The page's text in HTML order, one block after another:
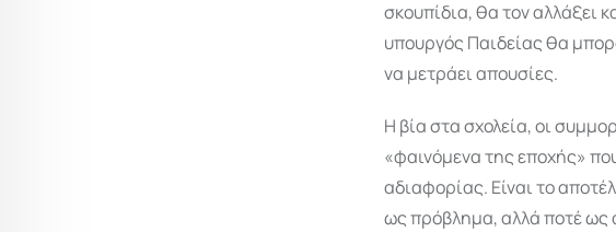
σκουπίδια, θα τον αλλάξει
υπουργός Παιδείας θα
να μετράει απουσίες.
Η βία στα σχολεία, οι
«φαινόμενα της εποχής»
αδιαφορίας. Είναι το
ως πρόβλημα, αλλά ποτέ